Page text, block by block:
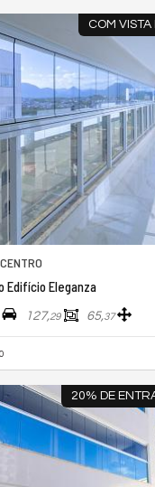
COM
CENTRO
Edifício Eleganza
127,29 65,37
20% DE